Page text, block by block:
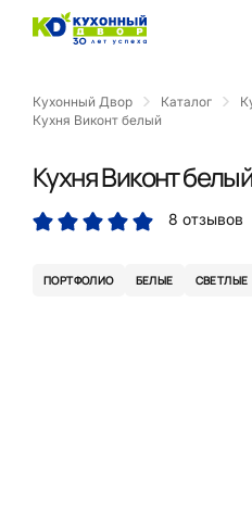
Кухонный Двор Каталог
Кухня Виконт белый
Кухня Виконт
8 отзывов
ПОРТФОЛИО БЕЛЫЕ СВЕТЛЫЕ